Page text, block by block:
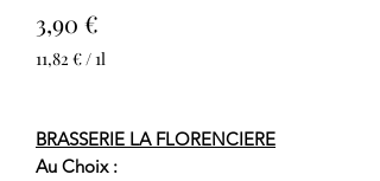
3,90 €
11,82 €/1l
1
Litre
BRASSERIE LA FLORENCIERE
Au Choix :